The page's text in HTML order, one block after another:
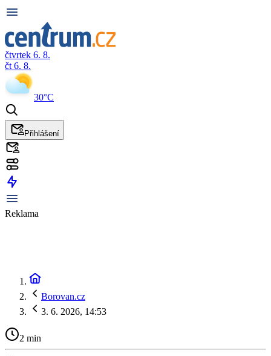
čtvrtek 6. 8.
čt 6. 8.
30°C
Přihlášení
Reklama
Borovan.cz
3. 6. 2026, 14:53
2 min